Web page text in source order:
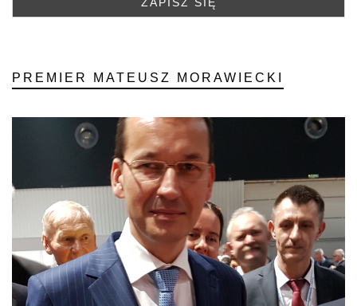
PREMIER MATEUSZ MORAWIECKI